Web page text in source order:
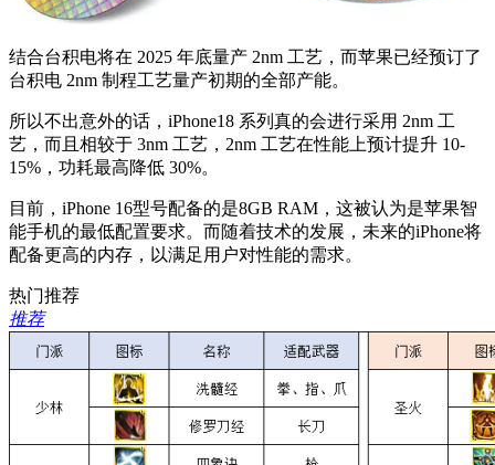
结合台积电将在 2025 年底量产 2nm 工艺，而苹果已经预订了
台积电 2nm 制程工艺量产初期的全部产能。
所以不出意外的话，iPhone18 系列真的会进行采用 2nm 工
艺，而且相较于 3nm 工艺，2nm 工艺在性能上预计提升 10-
15%，功耗最高降低 30%。
目前，iPhone 16型号配备的是8GB RAM，这被认为是苹果智
能手机的最低配置要求。而随着技术的发展，未来的iPhone将
配备更高的内存，以满足用户对性能的需求。
热门推荐
推荐